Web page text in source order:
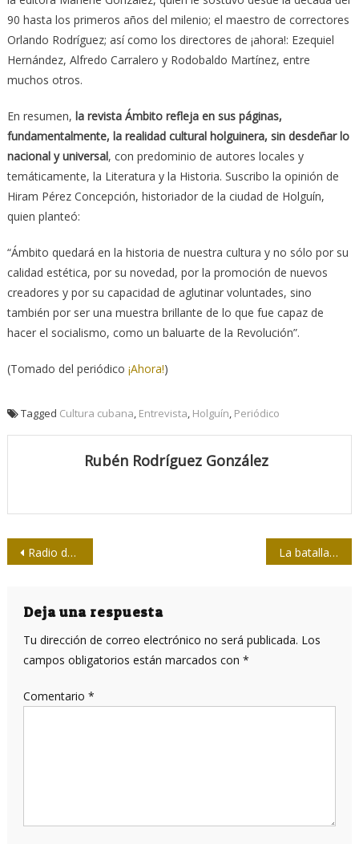
90 hasta los primeros años del milenio; el maestro de correctores
Orlando Rodríguez; así como los directores de ¡ahora!: Ezequiel
Hernández, Alfredo Carralero y Rodobaldo Martínez, entre
muchos otros.
En resumen, la revista Ámbito refleja en sus páginas,
fundamentalmente, la realidad cultural holguinera, sin desdeñar lo
nacional y universal, con predominio de autores locales y
temáticamente, la Literatura y la Historia. Suscribo la opinión de
Hiram Pérez Concepción, historiador de la ciudad de Holguín,
quien planteó:
“Ámbito quedará en la historia de nuestra cultura y no sólo por su
calidad estética, por su novedad, por la promoción de nuevos
creadores y por su capacidad de aglutinar voluntades, sino
también por ser una muestra brillante de lo que fue capaz de
hacer el socialismo, como un baluarte de la Revolución”.
(Tomado del periódico ¡Ahora!)
Tagged Cultura cubana Entrevista Holguín Periódico
Rubén Rodríguez González
Navegación
entradas
Radio de Cienfuegos: compañía segura también en días de la COVID-19 La batalla económica y frente a la COVID-19 en la Cuba actual (III)
Deja una respuesta
Tu dirección de correo electrónico no será publicada. Los
campos obligatorios están marcados con *
Comentario *